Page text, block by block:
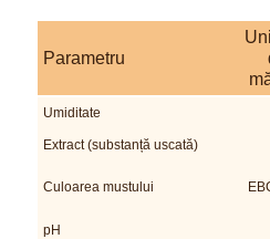
Parametru
Umiditate
Extract (substanță uscată)
Culoarea mustului
pH